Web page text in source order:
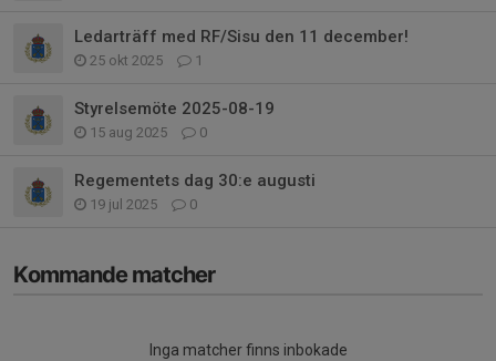
Ledarträff med RF/Sisu den 11 december!
25 okt 2025 1
Styrelsemöte 2025-08-19
15 aug 2025 0
Regementets dag 30:e augusti
19 jul 2025 0
Kommande matcher
Inga matcher finns inbokade